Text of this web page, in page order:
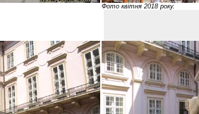
Фото квітня 2018 року.